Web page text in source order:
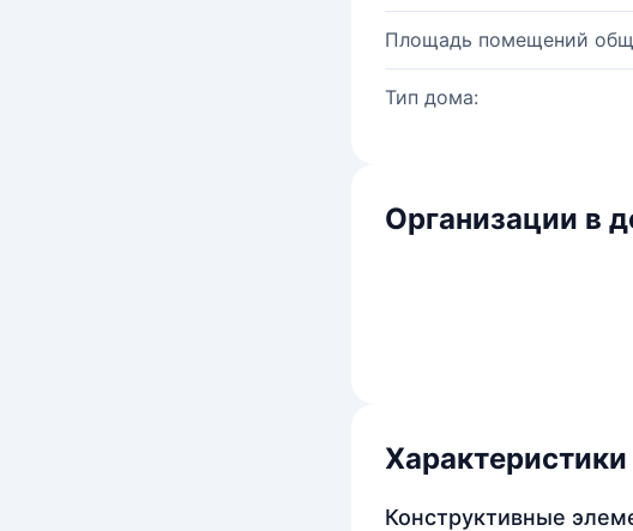
Площадь помещений
Тип дома:
Организации в
Характеристики
Конструктивные